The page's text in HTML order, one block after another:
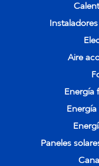
Aire
Energía
Paneles